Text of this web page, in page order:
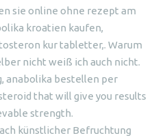
sie online ohne rezept am
kroatien kaufen,
kur tabletter,. Warum
nicht weiß ich auch nicht.
anabolika bestellen per
that will give you results
strength.
künstlicher Befruchtung